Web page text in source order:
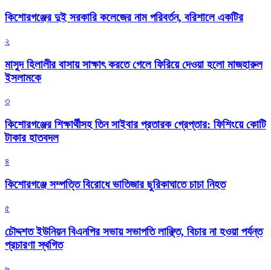
কিশোরগঞ্জের দুই সরকারি কলেজের নাম পরিবর্তন, বরিশালে একটির
২
মাসুদ হিলালীর বাসায় সাক্ষাৎ করতে গেলে ফিরিয়ে দেওয়া হলো মাজহারুল
ইসলামকে
৩
কিশোরগঞ্জের শিক্ষার্থীসহ তিন সাইবার প্রতারক গ্রেপ্তার: ফিশিংয়ে কোটি
টাকার হাতবদল
৪
কিশোরগঞ্জে সম্পত্তি বিরোধে ভাতিজার ছুরিকাঘাতে চাচা নিহত
৫
চৌদ্দশত ইউনিয়ন বিএনপির সভায় সভাপতি লাঞ্ছিত, বিচার না হওয়া পর্যন্ত
প্রচারণা স্থগিত